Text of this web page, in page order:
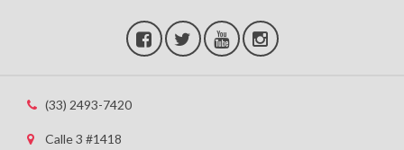
(33) 2493-7420
Calle 3 #1418